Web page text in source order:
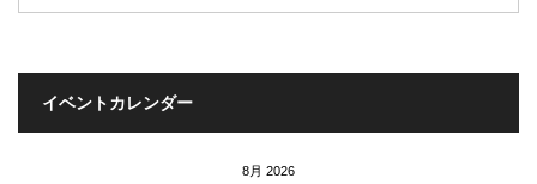
イベントカレンダー
8月 2026